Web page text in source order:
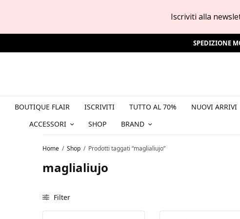
SPEDIZIONE
BOUTIQUE FLAIR ISCRIVITI TUTTO AL 70% NUOVI ARRIVI
ACCESSORI
SHOP BRAND
Home / Shop / Prodotti taggati “maglialiujo”
maglialiujo
Filter
Iscriviti alla